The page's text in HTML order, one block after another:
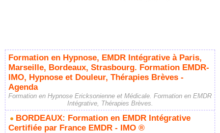
Formation en Hypnose, EMDR Intégrative à Paris,
Marseille, Bordeaux, Strasbourg. Formation EMDR-
IMO, Hypnose et Douleur, Thérapies Brèves -
Agenda
Formation en Hypnose Ericksonienne et Médicale. Formation en EMDR
Intégrative, Thérapies Brèves.
BORDEAUX: Formation en EMDR Intégrative
Certifiée par France EMDR - IMO ®